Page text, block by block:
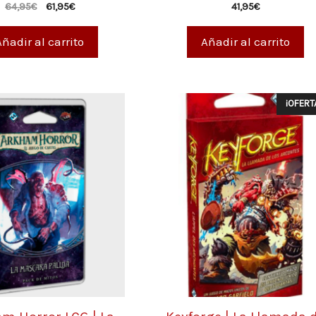
d
64,95€ 61,95€
al carrito
41,95€
Añadir al carrito